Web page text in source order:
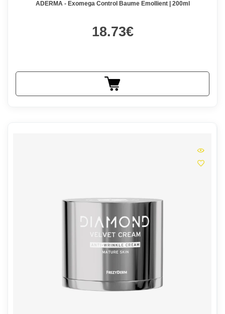
ADERMA - Exomega Control Baume Emollient | 200ml
18.73€